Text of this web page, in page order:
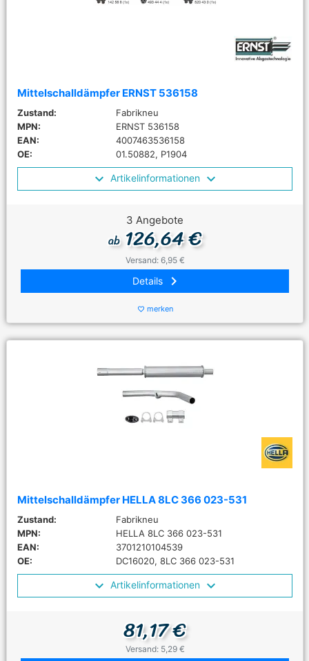
Mittelschalldämpfer ERNST 536158
Zustand:
Fabrikneu
MPN:
ERNST 536158
EAN:
4007463536158
OE:
01.50882, P1904
Artikelinformationen
3 Angebote
ab126,64 €
Versand: 6,95 €
Details keyboard_arrow_right
favorite_border merken
Mittelschalldämpfer HELLA 8LC 366 023-531
Zustand:
Fabrikneu
MPN:
HELLA 8LC 366 023-531
EAN:
3701210104539
OE:
DC16020, 8LC 366 023-531
Artikelinformationen
81,17 €
Versand: 5,29 €